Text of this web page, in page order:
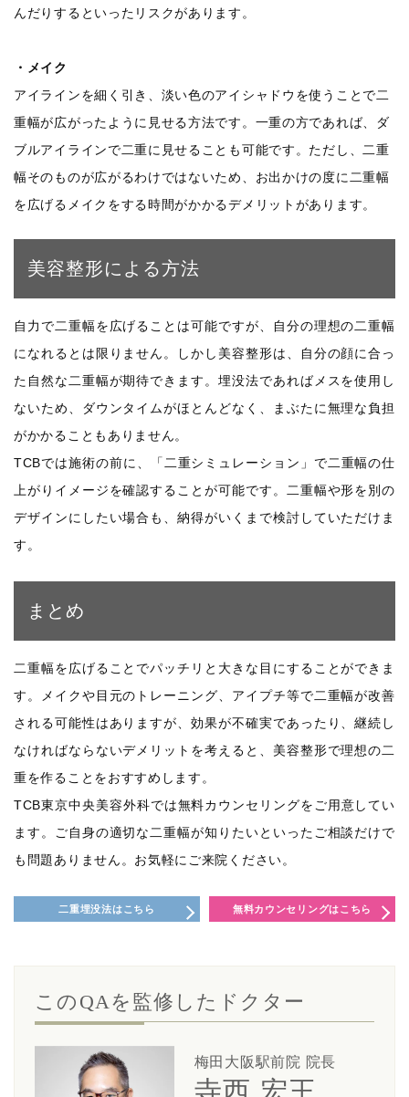
んだりするといったリスクがあります。
・メイク
アイラインを細く引き、淡い色のアイシャドウを使うことで二
重幅が広がったように見せる方法です。一重の方であれば、ダ
ブルアイラインで二重に見せることも可能です。ただし、二重
幅そのものが広がるわけではないため、お出かけの度に二重幅
を広げるメイクをする時間がかかるデメリットがあります。
美容整形による方法
自力で二重幅を広げることは可能ですが、自分の理想の二重幅
になれるとは限りません。しかし美容整形は、自分の顔に合っ
た自然な二重幅が期待できます。埋没法であればメスを使用し
ないため、ダウンタイムがほとんどなく、まぶたに無理な負担
がかかることもありません。
TCBでは施術の前に、「二重シミュレーション」で二重幅の仕
上がりイメージを確認することが可能です。二重幅や形を別の
デザインにしたい場合も、納得がいくまで検討していただけま
す。
まとめ
二重幅を広げることでパッチリと大きな目にすることができま
す。メイクや目元のトレーニング、アイプチ等で二重幅が改善
される可能性はありますが、効果が不確実であったり、継続し
なければならないデメリットを考えると、美容整形で理想の二
重を作ることをおすすめします。
TCB東京中央美容外科では無料カウンセリングをご用意してい
ます。ご自身の適切な二重幅が知りたいといったご相談だけで
も問題ありません。お気軽にご来院ください。
二重埋没法はこちら 無料カウンセリングはこちら
このQAを監修したドクター
梅田大阪駅前院 院長
寺西 宏王